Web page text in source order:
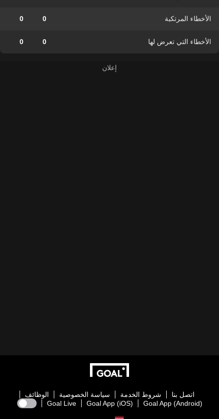
الأخطاء المرتكبة 0
0
الأخطاء التي تعرض لها 0
0
اتصل بنا شروط الخدمة سياسة الخصوصية
الوظائف
Goal App (Android)
Goal App (iOS)
Goal Live